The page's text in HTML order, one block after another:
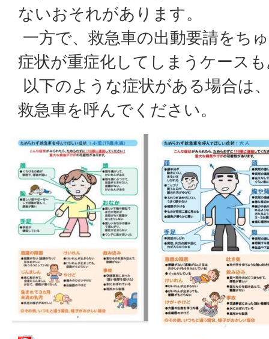
ないおそれがあります。
一方で、救急車の出動要請をち
症状が重症化してしまうケース
以下のような症状がある場合は
救急車を呼んでください。